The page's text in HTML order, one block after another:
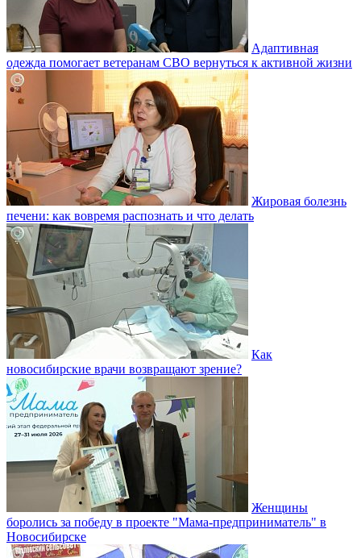
Адаптивная
одежда помогает ветеранам СВО вернуться к активной жизни
Жировая болезнь
печени: как вовремя распознать и что делать
Как
новосибирские врачи возвращают зрение?
Женщины
боролись за победу в проекте "Мама-предприниматель" в
Новосибирске